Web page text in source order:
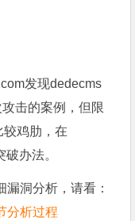
发现dedecms
击的案例，但限
鸡肋，在
办法。
洞分析，请看：
分析过程